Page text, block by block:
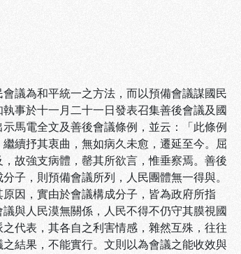
議為和平統一之方法，而以預備會議謀國民
事於十一月二十一日發表召集善後會議及國
馬電全文及善後會議條例，並云：「此條例
續抒其衷曲，無如病久未愈，遷延至今。屈
故強支病體，罄其所欲言，惟垂察焉。善後
子，則預備會議所列，人民團體無一得與。
因，實由於會議構成分子，皆為政府所指
與人民漠無關係，人民不得不仍守其膜視國
代表，其各自之利害情感，雜然互殊，往往
結果，不能實行。文則以為會議之能收效與